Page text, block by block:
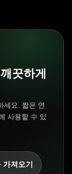
끗하게
세요. 짧은 연
사용할 수 있
져오기